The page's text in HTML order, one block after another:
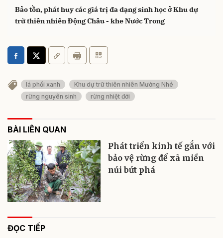
Bảo tồn, phát huy các giá trị đa dạng sinh học ở Khu dự
trữ thiên nhiên Động Châu - khe Nước Trong
lá phổi xanh
Khu dự trữ thiên nhiên Mường Nhé
rừng nguyên sinh
rừng nhiệt đới
BÀI LIÊN QUAN
Phát triển kinh tế gắn với
bảo vệ rừng để xã miền
núi bứt phá
ĐỌC TIẾP